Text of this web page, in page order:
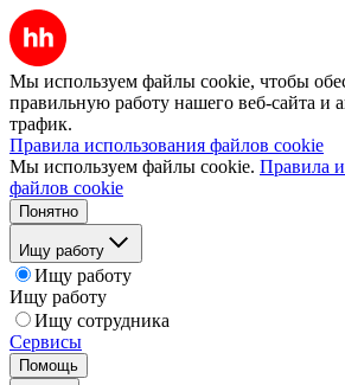
Мы используем файлы cookie, чтобы
правильную работу нашего веб-сайта и
трафик.
Правила использования файлов cookie
Мы используем файлы cookie. Правила
файлов cookie
Понятно
Ищу работу
Ищу работу
Ищу работу
Ищу сотрудника
Сервисы
Помощь